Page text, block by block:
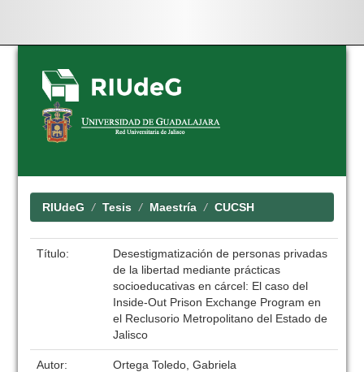
Skip
navigation
RIUdeG Tesis Maestría CUCSH
Título:
Desestigmatización de personas privadas
de la libertad mediante prácticas
socioeducativas en cárcel: El caso del
Inside-Out Prison Exchange Program en
el Reclusorio Metropolitano del Estado de
Jalisco
Autor: Ortega Toledo, Gabriela